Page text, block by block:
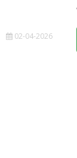
02-04-2026